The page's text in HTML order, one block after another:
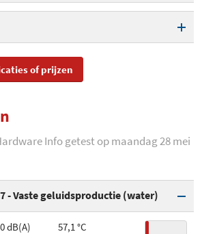
stillere
18 cfm
73 cfm
Koper / Aluminium
120 mm
RL-KRM22-01
of prijzen
Info getest op maandag 28 mei
- Vaste geluidsproductie (water)
dB(A) 57,1 °C